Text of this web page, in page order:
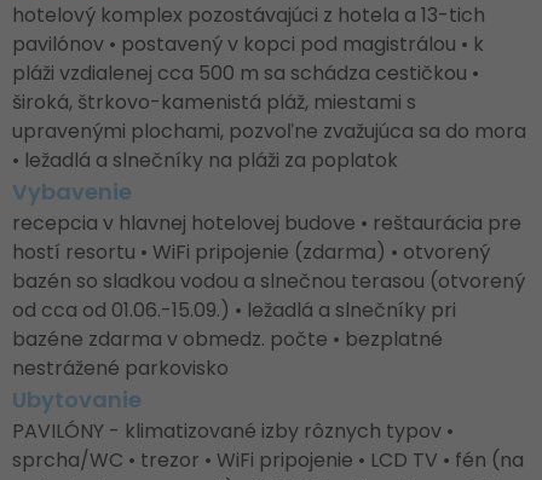
hotelový komplex pozostávajúci z hotela a 13-tich
pavilónov • postavený v kopci pod magistrálou • k
pláži vzdialenej cca 500 m sa schádza cestičkou •
široká, štrkovo-kamenistá pláž, miestami s
upravenými plochami, pozvoľne zvažujúca sa do mora
• ležadlá a slnečníky na pláži za poplatok
Vybavenie
recepcia v hlavnej hotelovej budove • reštaurácia pre
hostí resortu • WiFi pripojenie (zdarma) • otvorený
bazén so sladkou vodou a slnečnou terasou (otvorený
od cca od 01.06.-15.09.) • ležadlá a slnečníky pri
bazéne zdarma v obmedz. počte • bezplatné
nestrážené parkovisko
Ubytovanie
PAVILÓNY - klimatizované izby rôznych typov •
sprcha/WC • trezor • WiFi pripojenie • LCD TV • fén (na